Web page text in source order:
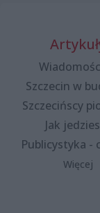
Szczecin w
Szczecińscy
Jak
Publicystyka -
Więcej